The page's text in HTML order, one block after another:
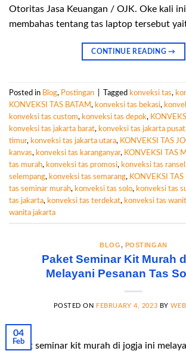
Otoritas Jasa Keuangan / OJK. Oke kali
membahas tentang tas laptop tersebut
CONTINUE READING→
Posted in Blog, Postingan Tagged konveksi tas,
KONVEKSI TAS BATAM, konveksi tas bekasi,
konveksi tas custom, konveksi tas depok,
konveksi tas jakarta barat, konveksi tas jakarta pusat
timur, konveksi tas jakarta utara, KONVEKSI TAS
kanvas, konveksi tas karanganyar, KONVEKSI TAS
tas murah, konveksi tas promosi, konveksi tas ransel
selempang, konveksi tas semarang, KONVEKSI
tas seminar murah, konveksi tas solo, konveksi tas
tas jakarta, konveksi tas terdekat, konveksi tas
wanita jakarta
BLOG, POSTINGAN
Paket Seminar Kit Murah
Melayani Pesanan Tas
POSTED ON FEBRUARY 4, 2023 BY
04
Feb
Paket seminar kit murah di jogja ini